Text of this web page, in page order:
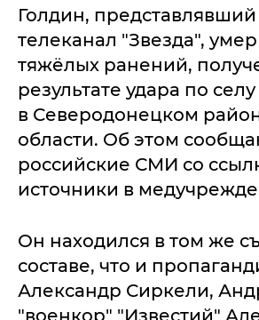
Голдин,
телеканал "Звезда",
тяжёлых ранений,
результате удара по
в Северодонецком
области. Об этом
российские СМИ со
источники в
Он находился в том же
составе, что и
Александр Сиркели,
"военкор" "Известий"